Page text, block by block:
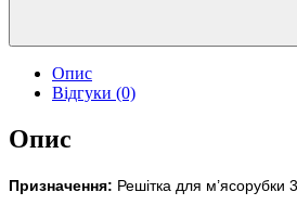
Опис
Відгуки (0)
Опис
Призначення: Решітка для м’ясорубки